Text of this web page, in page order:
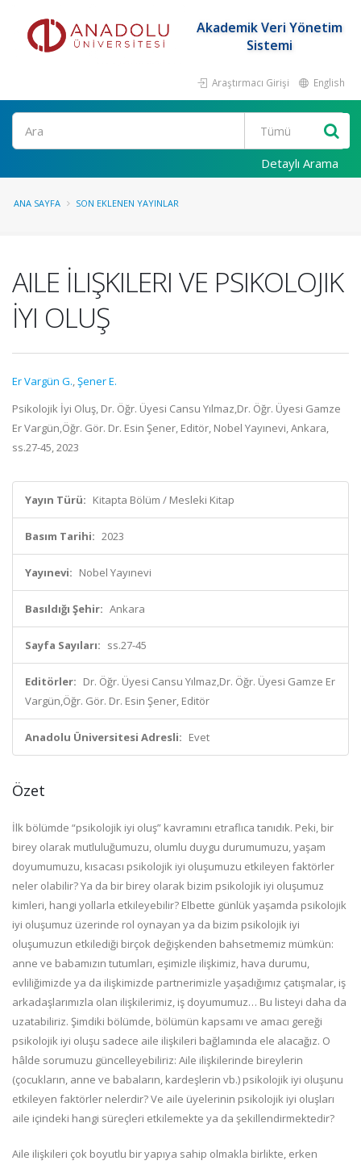
Akademik Veri Yönetim
Sistemi
Araştırmacı Girişi English
Ara
Detaylı Arama
ANA SAYFA SON EKLENEN YAYINLAR
AILE İLIŞKILERI VE PSIKOLOJIK
İYI OLUŞ
Er Vargün G.,Şener E.
Psikolojik İyi Oluş, Dr. Öğr. Üyesi Cansu Yılmaz,Dr. Öğr. Üyesi Gamze
Er Vargün,Öğr. Gör. Dr. Esin Şener, Editör, Nobel Yayınevi, Ankara,
ss.27-45, 2023
Yayın Türü: Kitapta Bölüm / Mesleki Kitap
Basım Tarihi: 2023
Yayınevi: Nobel Yayınevi
Basıldığı Şehir: Ankara
Sayfa Sayıları: ss.27-45
Editörler: Dr. Öğr. Üyesi Cansu Yılmaz,Dr. Öğr. Üyesi Gamze Er
Vargün,Öğr. Gör. Dr. Esin Şener, Editör
Anadolu Üniversitesi Adresli: Evet
Özet
İlk bölümde “psikolojik iyi oluş” kavramını etraflıca tanıdık. Peki, bir
birey olarak mutluluğumuzu, olumlu duygu durumumuzu, yaşam
doyumumuzu, kısacası psikolojik iyi oluşumuzu etkileyen faktörler
neler olabilir? Ya da bir birey olarak bizim psikolojik iyi oluşumuz
kimleri, hangi yollarla etkileyebilir? Elbette günlük yaşamda psikolojik
iyi oluşumuz üzerinde rol oynayan ya da bizim psikolojik iyi
oluşumuzun etkilediği birçok değişkenden bahsetmemiz mümkün:
anne ve babamızın tutumları, eşimizle ilişkimiz, hava durumu,
evliliğimizde ya da ilişkimizde partnerimizle yaşadığımız çatışmalar, iş
arkadaşlarımızla olan ilişkilerimiz, iş doyumumuz… Bu listeyi daha da
uzatabiliriz. Şimdiki bölümde, bölümün kapsamı ve amacı gereği
psikolojik iyi oluşu sadece aile ilişkileri bağlamında ele alacağız. O
hâlde sorumuzu güncelleyebiliriz: Aile ilişkilerinde bireylerin
(çocukların, anne ve babaların, kardeşlerin vb.) psikolojik iyi oluşunu
etkileyen faktörler nelerdir? Ve aile üyelerinin psikolojik iyi oluşları
aile içindeki hangi süreçleri etkilemekte ya da şekillendirmektedir?
Aile ilişkileri çok boyutlu bir yapıya sahip olmakla birlikte, erken